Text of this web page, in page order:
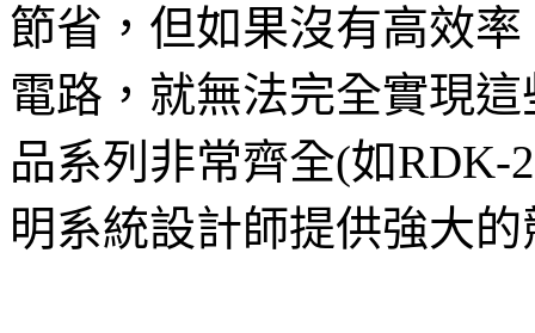
節省，但如果沒有高效
電路，就無法完全實現這
品系列非常齊全(如RDK-
明系統設計師提供強大的